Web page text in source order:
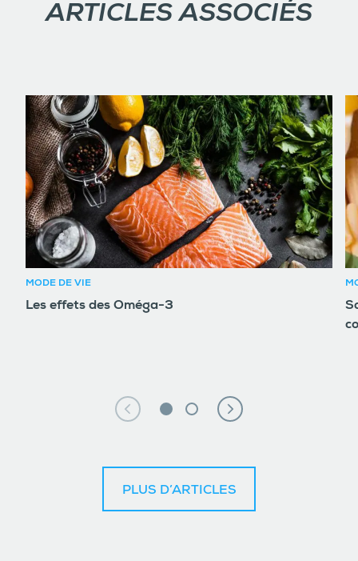
ARTICLES ASSOCIÉS
MODE DE VIE
Les effets des Oméga-3
PLUS D’ARTICLES